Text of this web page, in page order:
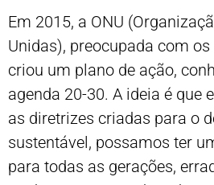
Em 2015, a ONU
Unidas), preocupada com
criou um plano de ação,
agenda 20-30. A ideia é que
as diretrizes criadas para o
sustentável, possamos ter
para todas as gerações,